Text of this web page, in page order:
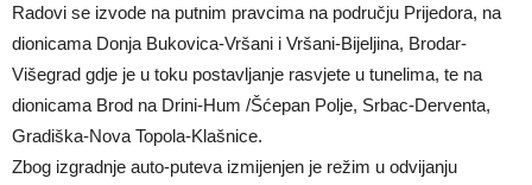
Radovi se izvode na putnim pravcima na području Prijedora, na
dionicama Donja Bukovica-Vršani i Vršani-Bijeljina, Brodar-
Višegrad gdje je u toku postavljanje rasvjete u tunelima, te na
dionicama Brod na Drini-Hum /Šćepan Polje, Srbac-Derventa,
Gradiška-Nova Topola-Klašnice.
Zbog izgradnje auto-puteva izmijenjen je režim u odvijanju